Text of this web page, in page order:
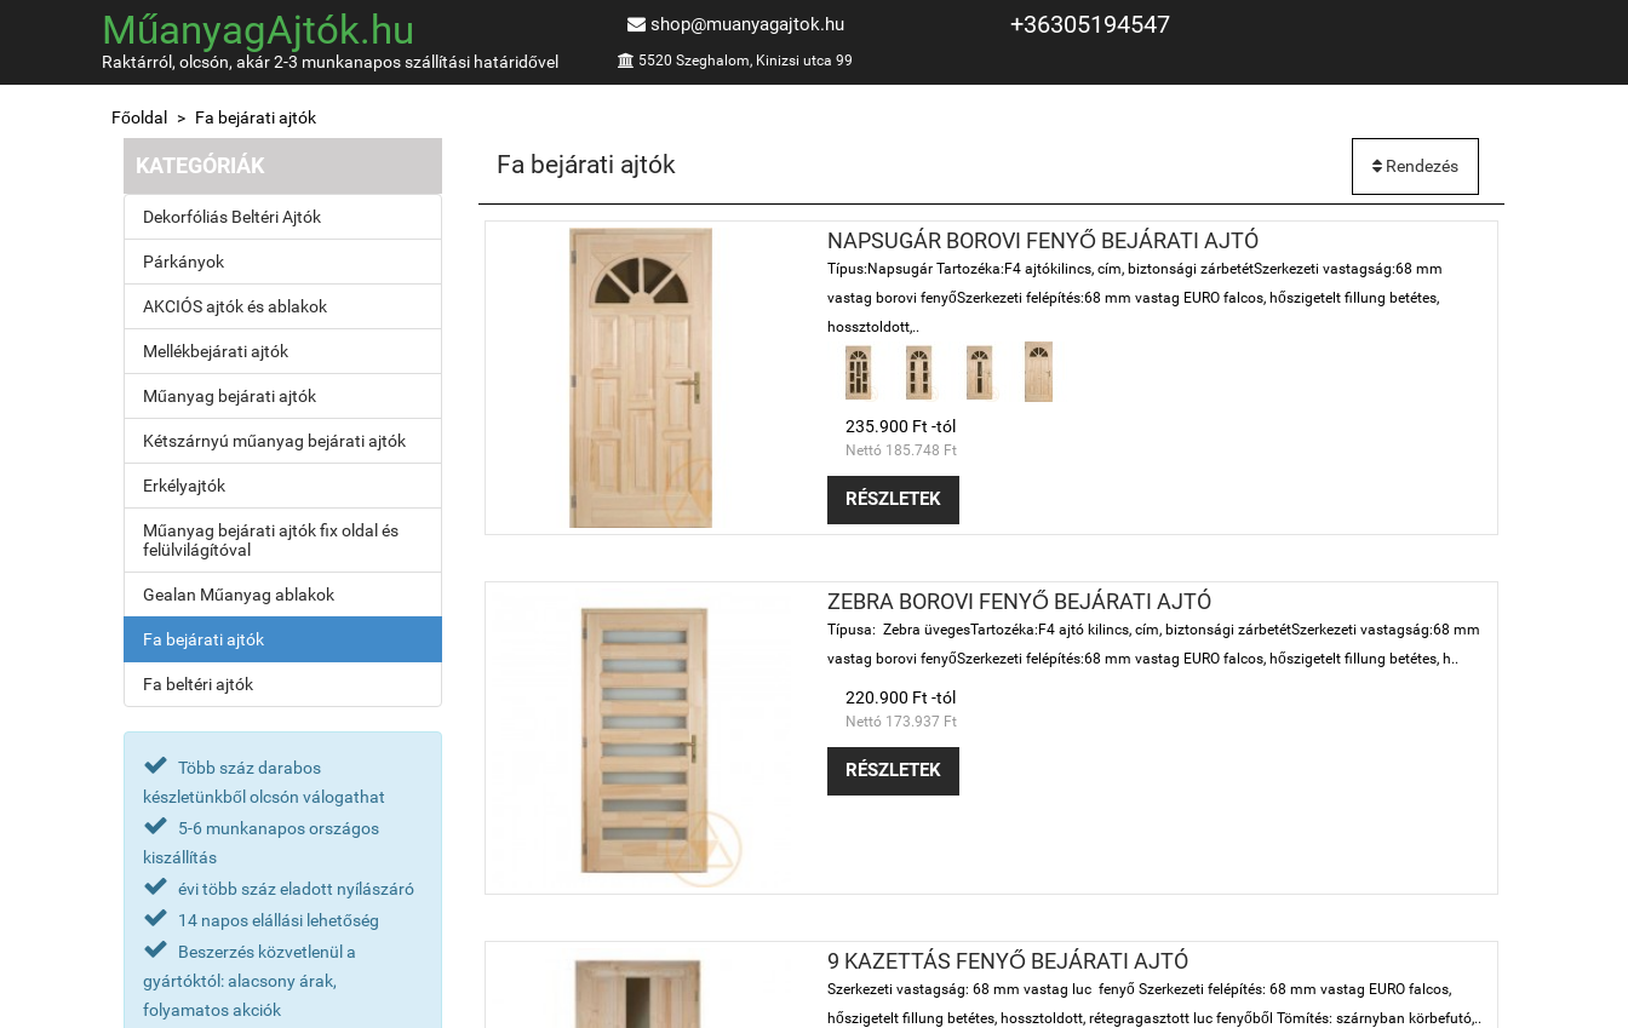
MűanyagAjtók.hu
Raktárról, olcsón, akár 2-3 munkanapos szállítási határidővel
shop@muanyagajtok.hu
5520 Szeghalom, Kinizsi utca 99
+36305194547
Főoldal Fa bejárati ajtók
KATEGÓRIÁK
Dekorfóliás Beltéri Ajtók
Párkányok
AKCIÓS ajtók és ablakok
Mellékbejárati ajtók
Műanyag bejárati ajtók
Kétszárnyú műanyag bejárati ajtók
Erkélyajtók
Műanyag bejárati ajtók fix oldal és
felülvilágítóval
Gealan Műanyag ablakok
Fa bejárati ajtók
Fa beltéri ajtók
Több száz darabos
készletünkből olcsón válogathat
5-6 munkanapos országos
kiszállítás
évi több száz eladott nyílászáró
14 napos elállási lehetőség
Beszerzés közvetlenül a
gyártóktól: alacsony árak,
folyamatos akciók
Fa bejárati ajtók Rendezés
NAPSUGÁR BOROVI FENYŐ BEJÁRATI AJTÓ
Típus:Napsugár Tartozéka:F4 ajtókilincs, cím, biztonsági zárbetétSzerkezeti vastagság:68 mm
vastag borovi fenyőSzerkezeti felépítés:68 mm vastag EURO falcos, hőszigetelt fillung betétes,
hossztoldott,..
235.900 Ft -tól
Nettó 185.748 Ft
RÉSZLETEK
ZEBRA BOROVI FENYŐ BEJÁRATI AJTÓ
Típusa: Zebra üvegesTartozéka:F4 ajtó kilincs, cím, biztonsági zárbetétSzerkezeti vastagság:68 mm
vastag borovi fenyőSzerkezeti felépítés:68 mm vastag EURO falcos, hőszigetelt fillung betétes, h..
220.900 Ft -tól
Nettó 173.937 Ft
RÉSZLETEK
9 KAZETTÁS FENYŐ BEJÁRATI AJTÓ
Szerkezeti vastagság: 68 mm vastag luc fenyő Szerkezeti felépítés: 68 mm vastag EURO falcos,
hőszigetelt fillung betétes, hossztoldott, rétegragasztott luc fenyőből Tömítés: szárnyban körbefutó,..